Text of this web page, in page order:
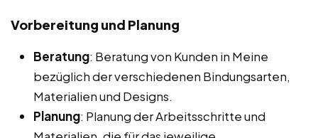
Vorbereitung und Planung
Beratung: Beratung von Kunden in Meine
bezüglich der verschiedenen Bindungsarten,
Materialien und Designs.
Planung: Planung der Arbeitsschritte und